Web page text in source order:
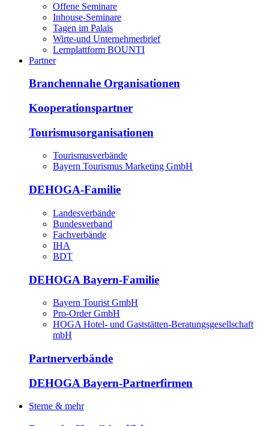
Offene Seminare
Inhouse-Seminare
Tagen im Palais
Wirte-und Unternehmerbrief
Lernplattform BOUNTI
Partner
Branchennahe Organisationen
Kooperationspartner
Tourismusorganisationen
Tourismusverbände
Bayern Tourismus Marketing GmbH
DEHOGA-Familie
Landesverbände
Bundesverband
Fachverbände
IHA
BDT
DEHOGA Bayern-Familie
Bayern Tourist GmbH
Pro-Order GmbH
HOGA Hotel- und Gaststätten-Beratungsgesellschaft
mbH
Partnerverbände
DEHOGA Bayern-Partnerfirmen
Sterne & mehr